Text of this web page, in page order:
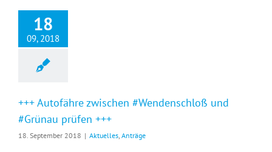
18
09, 2018
+++ Autofähre zwischen #Wendenschloß und
#Grünau prüfen +++
18. September 2018 | Aktuelles Anträge